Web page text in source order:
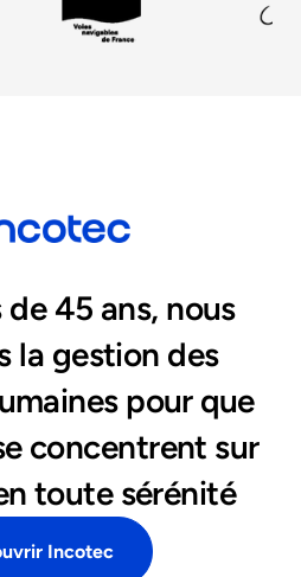
de 45 ans, nous
la gestion des
pour que
concentrent sur
toute sérénité
Incotec